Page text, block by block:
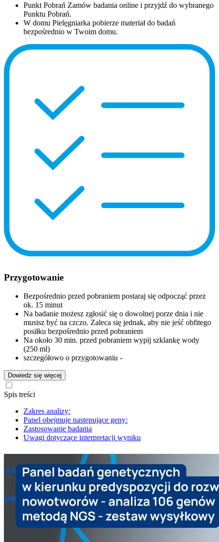
Punkt Pobrań Zamów badania online i przyjdź do wybranego
Punktu Pobrań.
W domu Pielęgniarka pobierze materiał do badań
bezpośrednio w Twoim domu.
Przygotowanie
Bezpośrednio przed pobraniem postaraj się odpocząć przez
ok. 15 minut
Na badanie możesz zgłosić się o dowolnej porze dnia i nie
musisz być na czczo. Zaleca się jednak, aby nie jeść obfitego
posiłku bezpośrednio przed pobraniem
Na około 30 min. przed pobraniem wypij szklankę wody
(250 ml)
szczegółowo o przygotowaniu -
Dowiedz się więcej
Spis treści
Zakres analizy:
Panel obejmuje następujące geny:
Zastosowanie badania
Uwagi dotyczące interpretacji wyniku